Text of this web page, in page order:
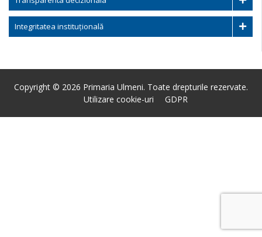
Integritatea instituțională
Copyright © 2026 Primaria Ulmeni. Toate drepturile rezervate.
Utilizare cookie-uri
GDPR